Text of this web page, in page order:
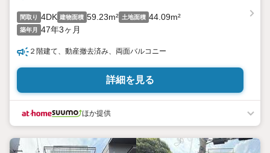
間取り 4DK 建物面積 59.23m² 土地面積 44.09m²
築年月 47年3ヶ月
２階建て、動産撤去済み、両面バルコニー
詳細を見る
ほか提供